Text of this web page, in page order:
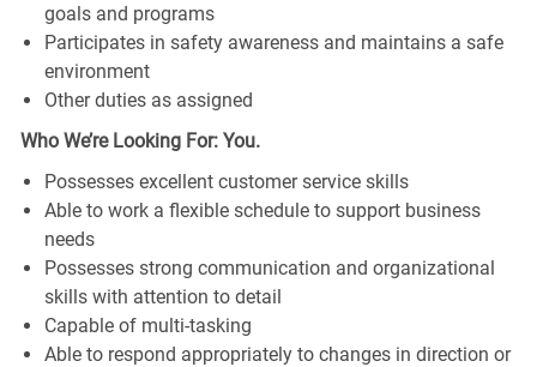
goals and programs
Participates in safety awareness and maintains a safe
environment
Other duties as assigned
Who We’re Looking For: You.
Possesses excellent customer service skills
Able to work a flexible schedule to support business
needs
Possesses strong communication and organizational
skills with attention to detail
Capable of multi-tasking
Able to respond appropriately to changes in direction or